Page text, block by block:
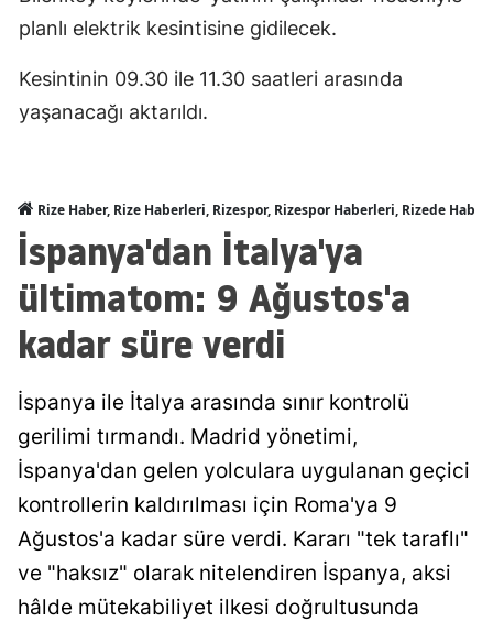
planlı elektrik kesintisine gidilecek.
Kesintinin 09.30 ile 11.30 saatleri arasında
yaşanacağı aktarıldı.
Rize Haber, Rize Haberleri, Rizespor, Rizespor Haberleri, Rizede
İspanya'dan İtalya'ya
ültimatom: 9 Ağustos'a
kadar süre verdi
İspanya ile İtalya arasında sınır kontrolü
gerilimi tırmandı. Madrid yönetimi,
İspanya'dan gelen yolculara uygulanan geçici
kontrollerin kaldırılması için Roma'ya 9
Ağustos'a kadar süre verdi. Kararı "tek taraflı"
ve "haksız" olarak nitelendiren İspanya, aksi
hâlde mütekabiliyet ilkesi doğrultusunda